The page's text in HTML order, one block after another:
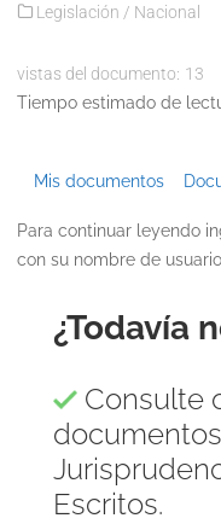
Legislación / Nacional
vistas del documento: 13
Tiempo estimado de
Mis documentos
Para continuar leyendo
con su nombre de
¿Todavía
Consulte
Escritos.